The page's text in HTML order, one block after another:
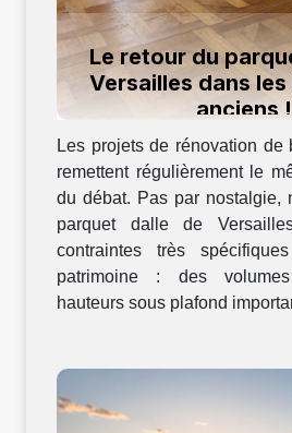
Le retour du
Versailles dans
anciens !
Les projets de rénovation de
remettent régulièrement le
du débat. Pas par nostalgie,
parquet dalle de
contraintes très
patrimoine : des
hauteurs sous plafond